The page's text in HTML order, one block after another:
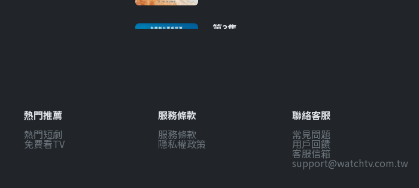
第3集
熱門推薦
熱門短劇
免費看TV
服務條款
服務條款
隱私權政策
聯絡客服
常見問題
用戶回饋
客服信箱
support@watchtv.com.tw